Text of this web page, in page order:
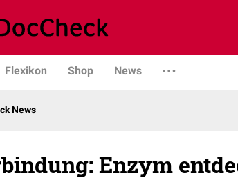
Flexikon Shop News
News
Enzym